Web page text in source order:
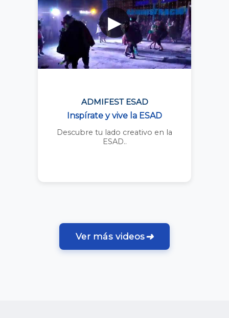
▶
ADMIFEST ESAD
Inspírate y vive la ESAD
Descubre tu lado creativo en la
ESAD..
Ver más videos➜